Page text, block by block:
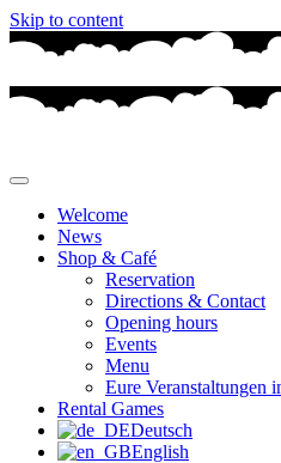
Skip to content
Welcome
News
Shop & Café
Reservation
Directions & Contact
Opening hours
Events
Menu
Eure Veranstaltungen
Rental Games
Deutsch
English